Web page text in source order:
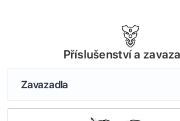
Příslušenství a
Zavazadla